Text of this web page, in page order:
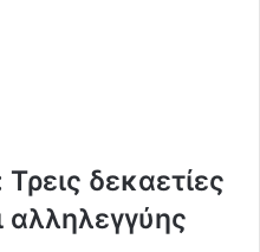
δεκαετίες
αλληλεγγύης